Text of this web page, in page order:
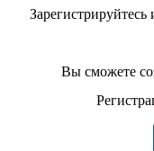
Вы сможете